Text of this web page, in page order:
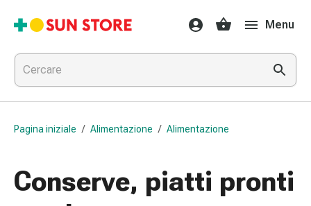
Farmaci
e
trattamenti
Raffreddore
e
influenza
per
Mal
Menu
Pagina iniziale / Alimentazione / Alimentazione
Conserve, piatti pronti